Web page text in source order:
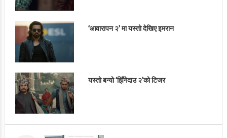
‘आवारापन २’ मा यस्तो देखिए इमरान
यस्तो बन्यो ‘झिँगेदाउ २’को टिजर